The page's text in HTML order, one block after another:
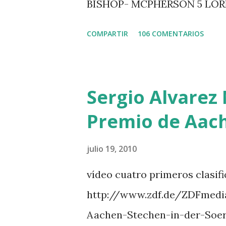
BISHOP- MCPHERSON 5
QUERLYBET HERO -
BREEN 9 JALLA DE
PHILIPPAERTS 3 triple 1
COMPARTIR 106 COMENTARIOS
Sergio Alvarez
Premio de
julio 19, 2010
vídeo cuatro primeros
http://www.zdf.de/
Aachen-Stechen-in-der-